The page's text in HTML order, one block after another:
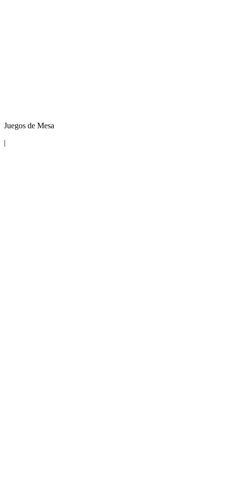
Juegos de Mesa
|